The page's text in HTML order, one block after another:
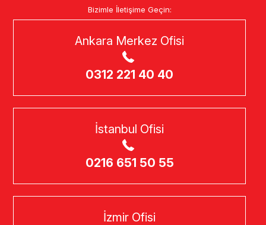
Bizimle İletişime Geçin:
Ankara Merkez Ofisi
0312 221 40 40
İstanbul Ofisi
0216 651 50 55
İzmir Ofisi